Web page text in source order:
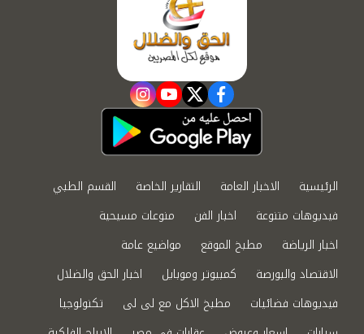
facebook
twitter
youtube
instagram
الرئيسية الاخبار العامة التقارير الخاصة
القسم الطبي
فيديوهات متنوعة
اخبار الفن
منوعات مسيحية
اخبار الرياضة
مطبخ الموقع
مواضيع عامة
الاقتصاد والبورصة
كمبيوتر وموبايل
اخبار الحق والضلال
فيديوهات فضائيات
مطبخ الاكل مع لى لى
تكنولوجيا